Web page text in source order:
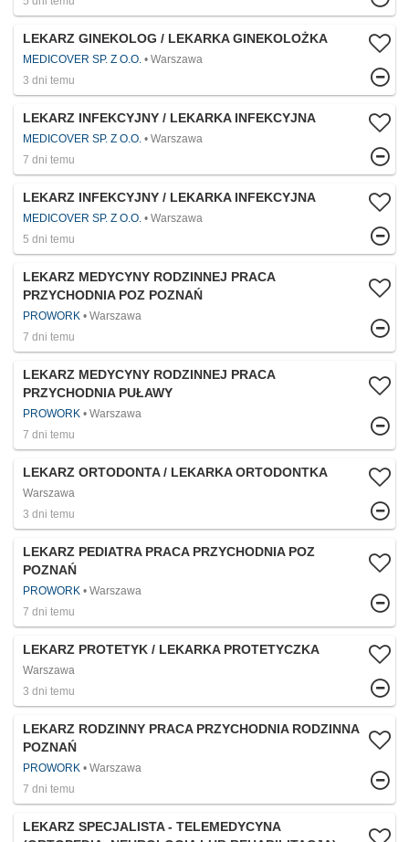
LEKARZ GINEKOLOG / LEKARKA GINEKOLOŻKA
MEDICOVER SP. Z O.O.
Warszawa
3 dni temu
LEKARZ INFEKCYJNY / LEKARKA INFEKCYJNA
MEDICOVER SP. Z O.O.
Warszawa
7 dni temu
LEKARZ INFEKCYJNY / LEKARKA INFEKCYJNA
MEDICOVER SP. Z O.O.
Warszawa
5 dni temu
LEKARZ MEDYCYNY RODZINNEJ PRACA
PRZYCHODNIA POZ POZNAŃ
PROWORK
Warszawa
7 dni temu
LEKARZ MEDYCYNY RODZINNEJ PRACA
PRZYCHODNIA PUŁAWY
PROWORK
Warszawa
7 dni temu
LEKARZ ORTODONTA / LEKARKA ORTODONTKA
Warszawa
3 dni temu
LEKARZ PEDIATRA PRACA PRZYCHODNIA POZ
POZNAŃ
PROWORK
Warszawa
7 dni temu
LEKARZ PROTETYK / LEKARKA PROTETYCZKA
Warszawa
3 dni temu
LEKARZ RODZINNY PRACA PRZYCHODNIA RODZINNA
POZNAŃ
PROWORK
Warszawa
7 dni temu
LEKARZ SPECJALISTA - TELEMEDYCYNA